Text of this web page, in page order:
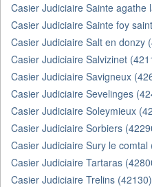
Casier Judiciaire Sainte agathe
Casier Judiciaire Sainte foy
Casier Judiciaire Salt en donzy
Casier Judiciaire Salvizinet
Casier Judiciaire Savigneux
Casier Judiciaire Sevelinges
Casier Judiciaire Soleymieux
Casier Judiciaire Sorbiers
Casier Judiciaire Sury le comtal
Casier Judiciaire Tartaras
Casier Judiciaire Trelins (42130)